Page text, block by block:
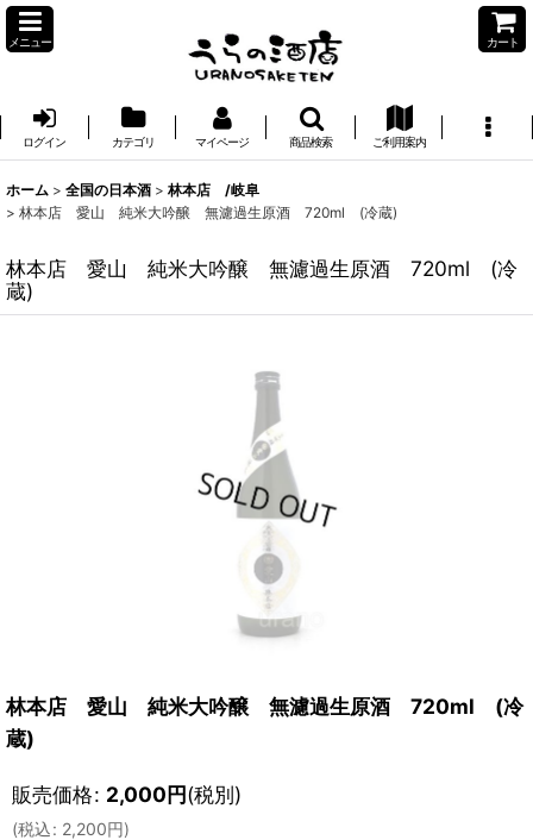
メニュー カート
ログイン カテゴリ マイページ 商品検索 ご利用案内
ホーム > 全国の日本酒 > 林本店 /岐阜
> 林本店 愛山 純米大吟醸 無濾過生原酒 720ml (冷蔵)
林本店 愛山 純米大吟醸 無濾過生原酒 720ml (冷
蔵)
林本店 愛山 純米大吟醸 無濾過生原酒 720ml (冷
蔵)
販売価格: 2,000円(税別)
(税込: 2,200円)